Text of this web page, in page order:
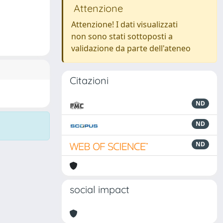
Attenzione
Attenzione! I dati visualizzati
non sono stati sottoposti a
validazione da parte dell'ateneo
Citazioni
ND
ND
ND
social impact